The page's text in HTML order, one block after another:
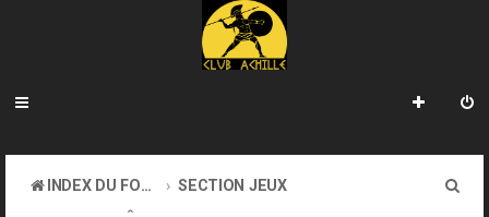
INDEX DU FORUM
SECTION JEUX